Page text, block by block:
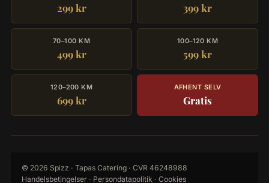
299 kr 399 kr
70–100 KM
499 kr
100–120 KM
599 kr
120–200 KM
699 kr
AFHENT SELV
Gratis
© 2026 Spizz · Tapas Catering · CVR 46248988
Handelsbetingelser · Persondatapolitik · Cookies